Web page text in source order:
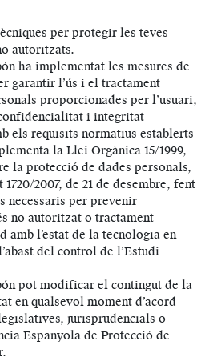
per protegir les teves
autoritzats.
ha implementat les mesures de
garantir l’ús i el tractament
proporcionades per l’usuari,
i integritat
els requisits normatius establerts
la Llei Orgànica 15/1999,
la protecció de dades personals,
2007, de 21 de desembre, fent
necessaris per prevenir
no autoritzat o tractament
amb l’estat de la tecnologia en
del control de l’Estudi
pot modificar el contingut de la
en qualsevol moment d’acord
jurisprudencials o
Espanyola de Protecció de